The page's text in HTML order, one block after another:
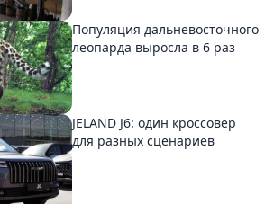
Популяция дальневосточного
леопарда выросла в 6 раз
JELAND J6: один кроссовер
для разных сценариев